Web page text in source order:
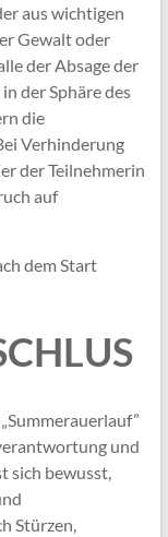
aus wichtigen
Gewalt oder
der Absage der
der Sphäre des
die
Verhinderung
der Teilnehmerin
auf
dem Start
und
sich bewusst,
Stürzen,